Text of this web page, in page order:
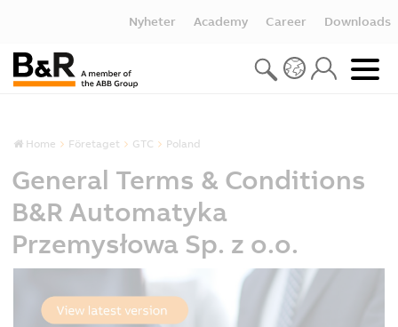
Nyheter Academy Career Downloads
Home Företaget GTC Poland
General Terms & Conditions
B&R Automatyka
Przemysłowa Sp. z o.o.